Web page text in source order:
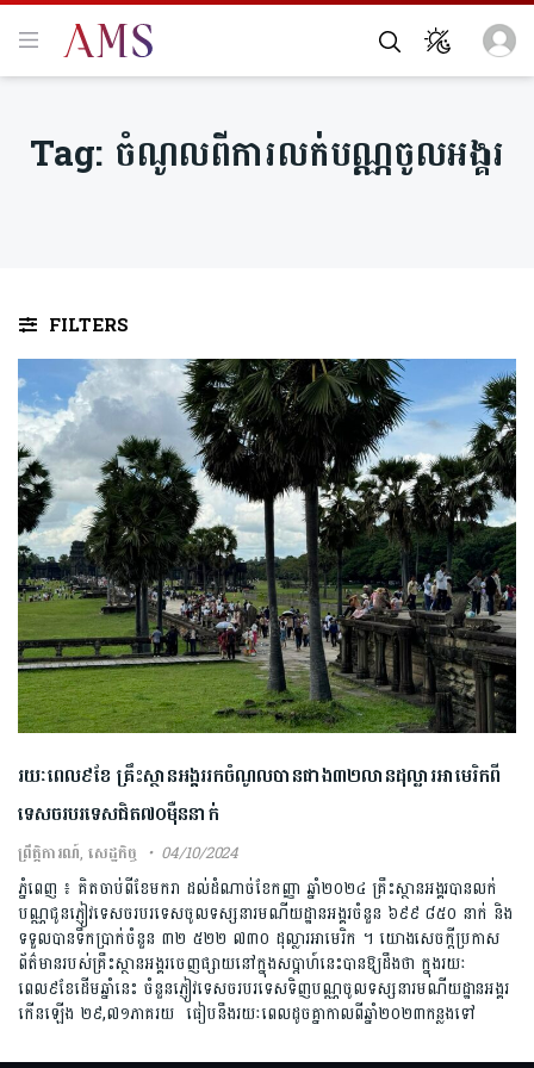
Tag: ចំណូល​ពីការលក់បណ្ណចូលអង្គរ
FILTERS
រយៈ​ពេល៩ខែ គ្រឹះស្ថានអង្គរ​រក​ចំណូល​បានជាង​៣២លានដុល្លារអាមេរិក​ពី
ទេសចរបរទេសជិត៧០ម៉ឺននាក់
ព្រឹត្តិការណ៍,សេដ្ឋកិច្ច 04/10/2024
ភ្នំពេញ ៖ គិត​ចាប់ពីខែមករា​ ដល់ដំណាច់ខែ​កញ្ញា ឆ្នាំ២០២៤ គ្រឹះស្ថានអង្គរបាន​​លក់
បណ្ណជូន​ភ្ញៀវទេស​ចរបរ​​ទេ​ស​​​​ចូល​ទ​ស្ស​នា​​រមណីយដ្ឋានអង្គរ​ចំនួន ៦៩៩ ៨៥០ នាក់ និង
ទទួល​បានទឹកប្រាក់ចំនួន ៣២ ៥២២​ ៧៣០ ដុ​ល្លា​រ​អាមេរិក ។ ​យោង​សេចក្ដីប្រ​កាស
ព័ត៌មាន​របស់គ្រឹះស្ថានអង្គរ​ចេញផ្សាយ​នៅក្នុងសប្ដាហ៍នេះបានឱ្យដឹងថា ក្នុង​រយៈ​
ពេល៩ខែ​ដើមឆ្នាំនេះ ចំនួន​ភ្ញៀវទេសចរបរទេស​ទិញ​បណ្ណចូលទស្សនារមណីយដ្ឋានអង្គរ​
កើនឡើង ២៩,៧១ភាគរយ ធៀបនឹងរយៈពេលដូចគ្នា​កាលពីឆ្នាំ២០​២៣​​កន្លងទៅ